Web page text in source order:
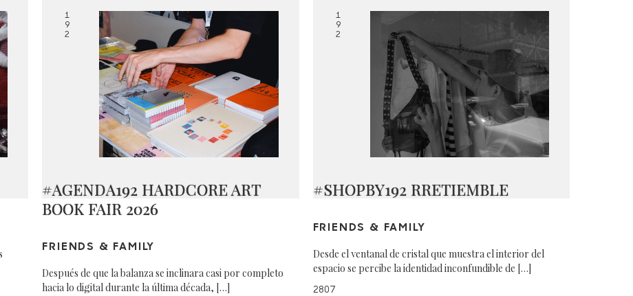
1
9
2
#AGENDA192 HARDCORE ART
BOOK FAIR 2026
FRIENDS & FAMILY
Después de que la balanza se inclinara casi por completo
hacia lo digital durante la última década, […]
1
9
2
#SHOPBY192 RRETIEMBLE
FRIENDS & FAMILY
Desde el ventanal de cristal que muestra el interior del
espacio se percibe la identidad inconfundible de […]
2807